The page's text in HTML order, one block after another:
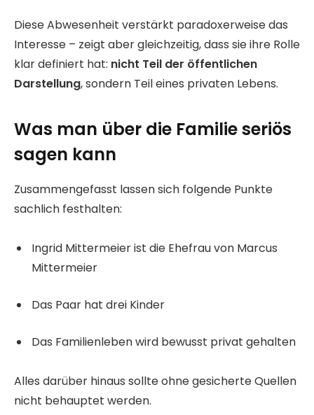
Diese Abwesenheit verstärkt paradoxerweise das
Interesse – zeigt aber gleichzeitig, dass sie ihre Rolle
klar definiert hat: nicht Teil der öffentlichen
Darstellung, sondern Teil eines privaten Lebens.
Was man über die Familie seriös
sagen kann
Zusammengefasst lassen sich folgende Punkte
sachlich festhalten:
Ingrid Mittermeier ist die Ehefrau von Marcus
Mittermeier
Das Paar hat drei Kinder
Das Familienleben wird bewusst privat gehalten
Alles darüber hinaus sollte ohne gesicherte Quellen
nicht behauptet werden.